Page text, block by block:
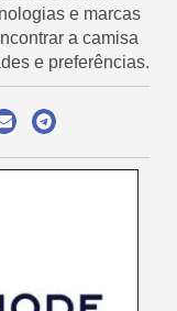
e marcas
a camisa
e preferências.